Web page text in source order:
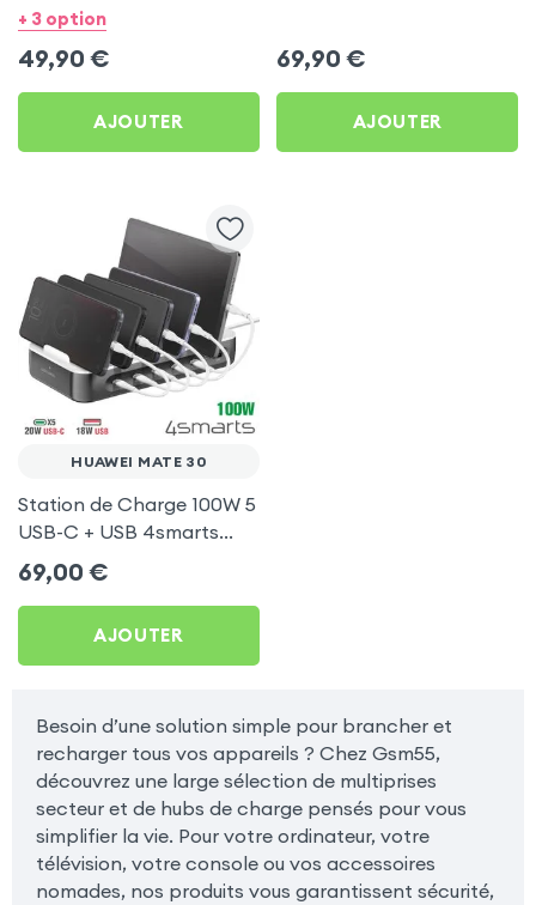
Huawei Mate 30
+ 3 option
49,90 €
AJOUTER
69,90 €
AJOUTER
HUAWEI MATE 30
Station de Charge 100W 5
USB-C + USB 4smarts
pour Huawei Mate 30
69,00 €
AJOUTER
Besoin d’une solution simple pour brancher et
recharger tous vos appareils ? Chez Gsm55,
découvrez une large sélection de multiprises
secteur et de hubs de charge pensés pour vous
simplifier la vie. Pour votre ordinateur, votre
télévision, votre console ou vos accessoires
nomades, nos produits vous garantissent sécurité,